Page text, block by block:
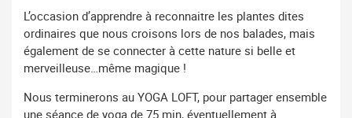
L’occasion d’apprendre à reconnaitre les plantes dites
ordinaires que nous croisons lors de nos balades, mais
également de se connecter à cette nature si belle et
merveilleuse…même magique !
Nous terminerons au YOGA LOFT, pour partager ensemble
une séance de yoga de 75 min, éventuellement à